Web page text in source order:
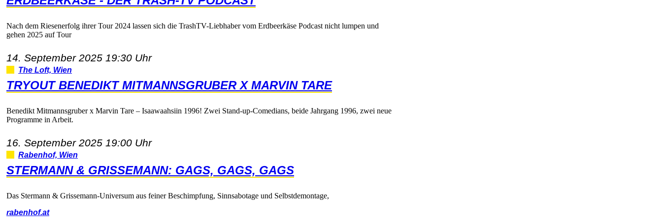
NachdemRiesenerfolgihrerTour2024lassensichdieTrashTV-LiebhabervomErdbeerkäsePodcastnichtlumpenund
gehen2025aufTour
14.September202519:30Uhr
TheLoft,Wien
TRYOUTBENEDIKTMITMANNSGRUBERXMARVINTARE
BenediktMitmannsgruberxMarvinTare–Isaawaahsiin1996!ZweiStand-up-Comedians,beideJahrgang1996,zweineue
ProgrammeinArbeit.
16.September202519:00Uhr
Rabenhof,Wien
STERMANN&GRISSEMANN:GAGS,GAGS,GAGS
DasStermann&Grissemann-UniversumausfeinerBeschimpfung,SinnsabotageundSelbstdemontage,
rabenhof.at